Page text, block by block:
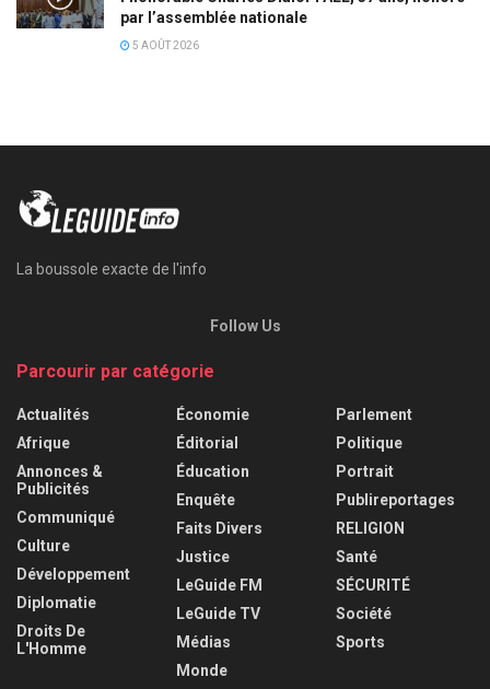
par l’assemblée nationale
5 AOÛT 2026
La boussole exacte de l'info
Follow Us
Parcourir par catégorie
Actualités
Afrique
Annonces &
Publicités
Communiqué
Culture
Développement
Diplomatie
Droits De
L'Homme
Économie
Éditorial
Éducation
Enquête
Faits Divers
Justice
LeGuide FM
LeGuide TV
Médias
Monde
Parlement
Politique
Portrait
Publireportages
RELIGION
Santé
SÉCURITÉ
Société
Sports